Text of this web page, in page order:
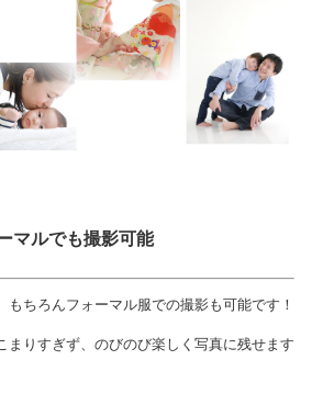
マルでも撮影可能
もちろんフォーマル服での撮影も可能です！
まりすぎず、のびのび楽しく写真に残せます